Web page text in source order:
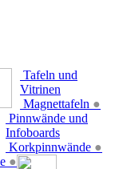
Tafeln und
Vitrinen
Magnettafeln ●
Pinnwände und
Infoboards
Korkpinnwände ●
●